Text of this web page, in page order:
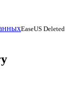
EaseUS Deleted